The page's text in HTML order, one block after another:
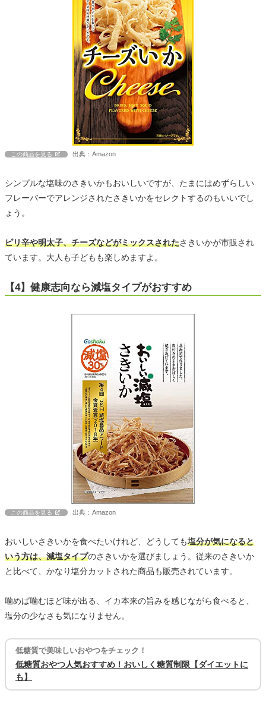
この商品を見る 出典：Amazon
シンプルな塩味のさきいかもおいしいですが、たまにはめずらしい
フレーバーでアレンジされたさきいかをセレクトするのもいいでし
ょう。
ピリ辛や明太子、チーズなどがミックスされたさきいかが市販され
ています。大人も子どもも楽しめますよ。
【4】健康志向なら減塩タイプがおすすめ
この商品を見る 出典：Amazon
おいしいさきいかを食べたいけれど、どうしても塩分が気になると
いう方は、減塩タイプのさきいかを選びましょう。従来のさきいか
と比べて、かなり塩分カットされた商品も販売されています。
噛めば噛むほど味が出る、イカ本来の旨みを感じながら食べると、
塩分の少なさも気になりません。
低糖質で美味しいおやつをチェック！
低糖質おやつ人気おすすめ！おいしく糖質制限【ダイエットに
も】